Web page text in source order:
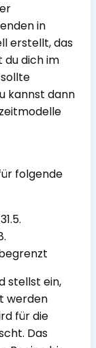
in
erstellt, das
du dich im
kannst dann
folgende
stellst ein,
werden
für die
Das